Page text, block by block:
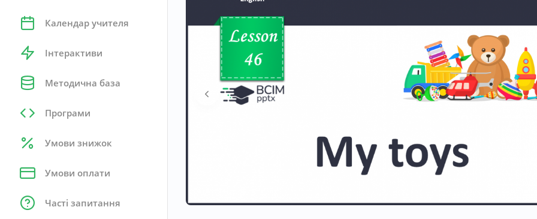
Календар учителя
Інтерактиви
Методична база
Програми
Умови знижок
Умови оплати
Часті запитання